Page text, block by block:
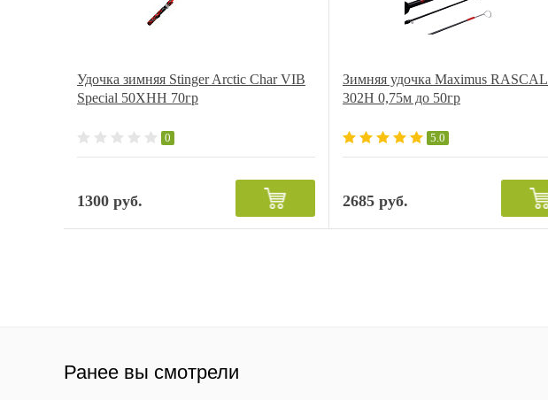
Удочка зимняя Stinger Arctic Char VIB
Special 50XHH 70гр
0
1300 руб.
Зимняя удочка Maximus RASCAL
302H 0,75м до 50гр
5.0
2685 руб.
Ранее вы смотрели